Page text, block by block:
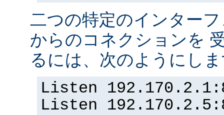
二つの特定のインター
からのコネクションを
るには、次のようにし
Listen
Listen